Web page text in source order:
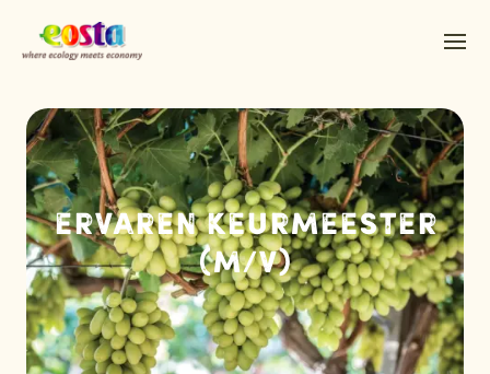
Over ons
Producten
Duurzaamheid
Nieuws & Persberichten
Werken bij Eosta
ERVAREN KEURMEESTER
(M/V)